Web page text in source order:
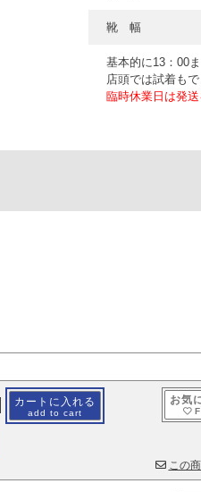
靴 幅
基本的に13：00
店頭では試着もで
臨時休業日は発
カートに入れる
add to cart
お気
この